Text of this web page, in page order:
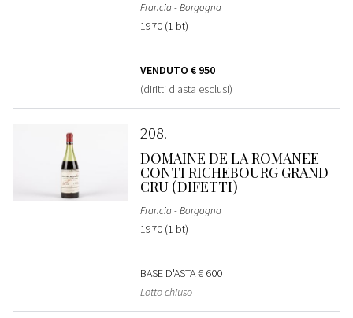
Francia - Borgogna
1970 (1 bt)
VENDUTO € 950
(diritti d'asta esclusi)
208
DOMAINE DE LA ROMANEE
CONTI RICHEBOURG GRAND
CRU (DIFETTI)
Francia - Borgogna
1970 (1 bt)
BASE D'ASTA€ 600
Lotto chiuso